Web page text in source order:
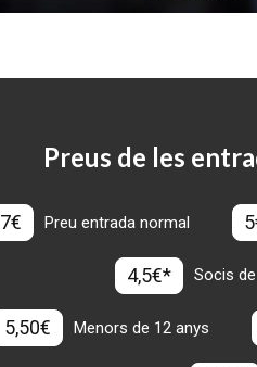
Preus de les
7€ Preu entrada normal
4,5€* Socis
5,50€ Menors de 12 anys